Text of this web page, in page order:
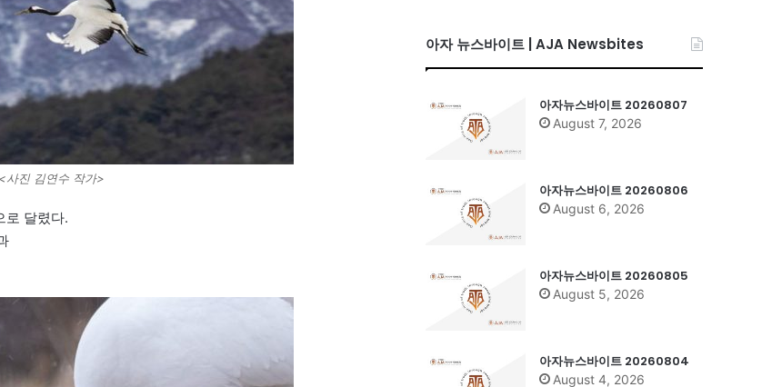
사진 김연수 작가>
로 달렸다.
아자 뉴스바이트 | AJA Newsbites
아자뉴스바이트 20260807
August 7, 2026
아자뉴스바이트 20260806
August 6, 2026
아자뉴스바이트 20260805
August 5, 2026
아자뉴스바이트 20260804
August 4, 2026